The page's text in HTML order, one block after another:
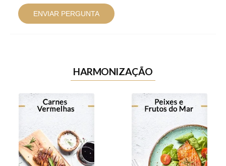
ENVIAR PERGUNTA
HARMONIZAÇÃO